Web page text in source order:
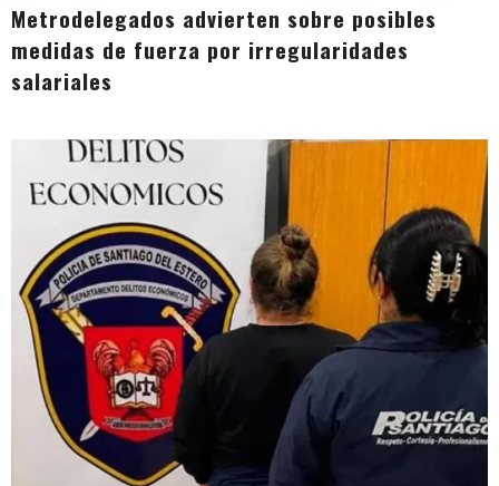
Metrodelegados advierten sobre posibles
medidas de fuerza por irregularidades
salariales